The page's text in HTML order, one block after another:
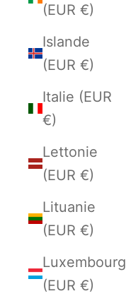
(EUR €)
Islande
(EUR €)
Italie (EUR
€)
Lettonie
(EUR €)
Lituanie
(EUR €)
Luxembourg
(EUR €)